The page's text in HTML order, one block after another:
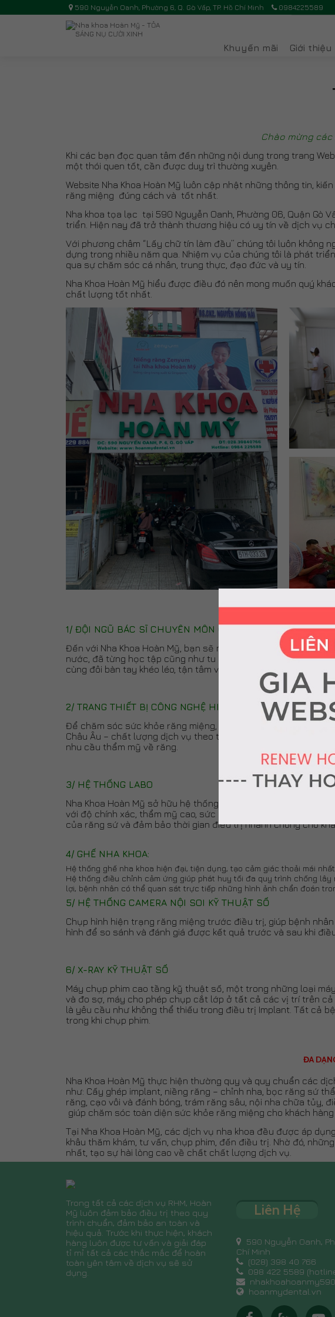
590 Nguyễn Oanh, Phường 6, Q. Gò Vấp, TP. Hồ Chí Minh 0984225589
Khuyến mãi Giới thiệu
Chào mừng
Khi các bạn đọc quan tâm đến những nội dung trong trang
một thói quen tốt, cần được duy trì thường xuyên.
Website Nha Khoa Hoàn Mỹ luôn cập nhật những thông tin,
răng miệng đúng cách và tốt nhất.
Nha khoa tọa lạc tại 590 Nguyễn Oanh, Phường 06, Quận Gò
triển. Hiện nay đã trở thành thương hiệu có uy tín về dịch vụ
Với phương châm “Lấy chữ tín làm đầu” chúng tôi luôn
dựng trong nhiều năm qua. Nhiệm vụ của chúng tôi là phát
qua sự chăm sóc cá nhân, trung thực, đạo đức và uy tín.
Nha Khoa Hoàn Mỹ hiểu được điều đó nên mong muốn quý
chất lượng tốt nhất.
1/ ĐỘI NGŨ BÁC SĨ CHUYÊN MÔN GIỎI
Đến với Nha Khoa Hoàn Mỹ, bạn sẽ nhận được sự chăm sóc
nước, đã từng học tập cũng như tu nghiệp nhiều năm tại các
cùng đôi bàn tay khéo léo, tận tâm với nghề, luôn áp dụng
2/ TRANG THIẾT BỊ CÔNG NGHỆ HIỆN ĐẠI BẬC NHẤT
Để chăm sóc sức khỏe răng miệng, điều trị và phục hình răng
Châu Âu – chất lượng dịch vụ theo tiêu chuẩn ADA Hoa kỳ
nhu cầu thẩm mỹ về răng.
3/ HỆ THỐNG LABO
Nha Khoa Hoàn Mỹ sở hữu hệ thống labo làm răng giả hiện
với độ chính xác, thẩm mỹ cao, sức chịu đựng lớn. Với hệ
của răng sứ và đảm bảo thời gian điều trị nhanh chóng cho
4/ GHẾ NHA KHOA:
Hệ thống ghế nha khoa hiện đại, tiện dụng, tạo cảm giác thoải mái
Hệ thống điều chỉnh cảm ứng giúp phát huy tối đa quy trình chống
lợi, bệnh nhân có thể quan sát trực tiếp những hình ảnh chẩn đoán
5/ HỆ THỐNG CAMERA NỘI SOI KỸ THUẬT SỐ
Chụp hình hiện trạng răng miệng trước điều trị, giúp bệnh
hình để so sánh và đánh giá được kết quả trước và sau khi
6/ X-RAY KỸ THUẬT SỐ
Máy chụp phim cao tầng kỹ thuật số, một trong những loại
và đo sợ, máy cho phép chụp cắt lớp ở tất cả các vị trí trên cả
là yêu cầu như không thể thiếu trong điều trị Implant. Tất cả
trong khi chụp phim.
ĐA
Nha Khoa Hoàn Mỹ thực hiện thường quy và quy chuẩn các
như: Cấy ghép implant, niềng răng – chỉnh nha, bọc răng sứ
răng, cạo vôi và đánh bóng, trám răng sâu, nội nha chữa tủy,
giúp chăm sóc toàn diện sức khỏe răng miệng cho khách
Tại Nha Khoa Hoàn Mỹ, các dịch vụ nha khoa đều được áp
khâu thăm khám, tư vấn, chụp phim, đến điều trị. Nhờ đó,
nhất, tạo sự hài lòng cao về chất chất lượng dịch vụ.
Trong tất cả các dịch vụ RHM, Hoàn
Mỹ luôn đảm bảo điều trị theo quy
trình chuẩn, đảm bảo an toàn và
hiệu quả. Trước khi thực hiện, khách
hàng luôn được tư vấn và giải đáp
tỉ mỉ tất cả các thắc mắc để hoàn
toàn yên tâm về dịch vụ sẽ sử
dụng.
Liên Hệ
590 Nguyễn Oanh,
Chí Minh
(028) 398 40 766
098 422 5589
hoanmydental.vn